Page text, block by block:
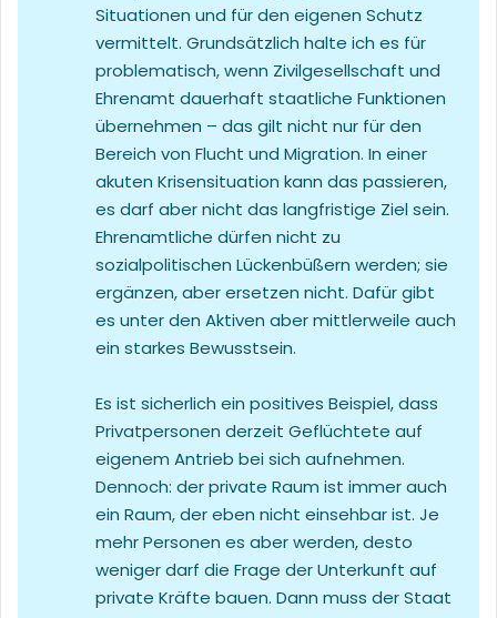
Situationen und für den eigenen Schutz
vermittelt. Grundsätzlich halte ich es für
problematisch, wenn Zivilgesellschaft und
Ehrenamt dauerhaft staatliche Funktionen
übernehmen – das gilt nicht nur für den
Bereich von Flucht und Migration. In einer
akuten Krisensituation kann das passieren,
es darf aber nicht das langfristige Ziel sein.
Ehrenamtliche dürfen nicht zu
sozialpolitischen Lückenbüßern werden; sie
ergänzen, aber ersetzen nicht. Dafür gibt
es unter den Aktiven aber mittlerweile auch
ein starkes Bewusstsein.
Es ist sicherlich ein positives Beispiel, dass
Privatpersonen derzeit Geflüchtete auf
eigenem Antrieb bei sich aufnehmen.
Dennoch: der private Raum ist immer auch
ein Raum, der eben nicht einsehbar ist. Je
mehr Personen es aber werden, desto
weniger darf die Frage der Unterkunft auf
private Kräfte bauen. Dann muss der Staat